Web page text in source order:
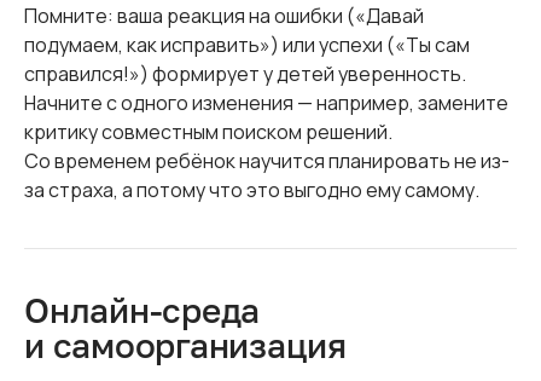
Помните: ваша реакция на ошибки («Давай
подумаем, как исправить») или успехи («Ты сам
справился!») формирует у детей уверенность.
Начните с одного изменения — например, замените
критику совместным поиском решений.
Со временем ребёнок научится планировать не из-
за страха, а потому что это выгодно ему самому.
Онлайн‑среда
и самоорганизация